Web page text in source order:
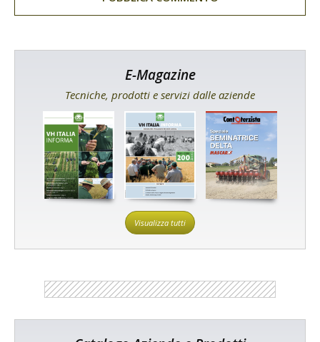
E-Magazine
Tecniche, prodotti e servizi dalle aziende
Visualizza tutti